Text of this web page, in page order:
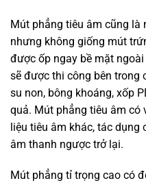
Mút phẳng tiêu âm cũng là
nhưng không giống mút
được ốp ngay bề mặt
sẽ được thi công bên trong
su non, bông khoáng, xốp
quả. Mút phẳng tiêu âm có
liệu tiêu âm khác, tác dụng
âm thanh ngược trở lại.
Mút phẳng tỉ trọng cao có